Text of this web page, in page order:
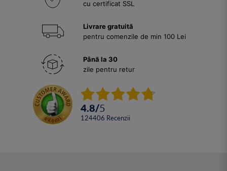
cu certificat SSL
Livrare gratuită
pentru comenzile de min 100 Lei
Până la 30
zile pentru retur
4.8/5
124406 Recenzii